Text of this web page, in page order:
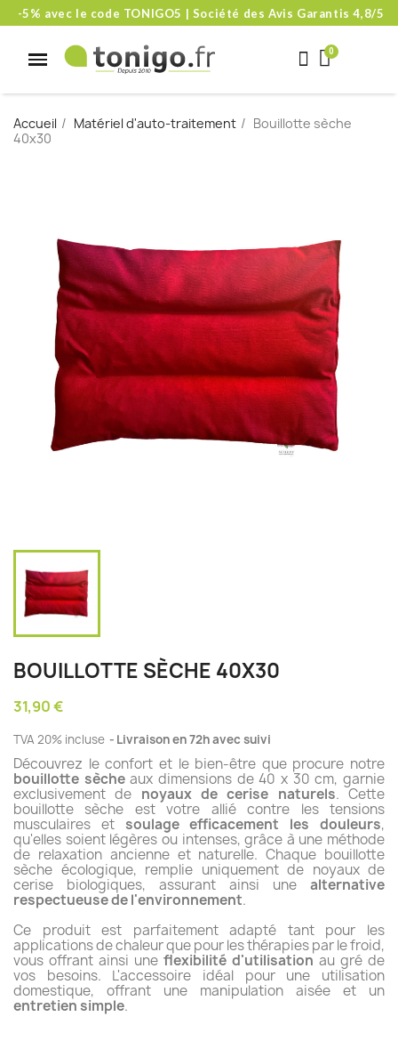
-5% avec le code TONIGO5 | Société des Avis Garantis 4,8/5
Accueil Matériel d'auto-traitement
Bouillotte sèche
40x30
BOUILLOTTE SÈCHE 40X30
31,90 €
TVA 20% incluse Livraison en 72h avec suivi
Découvrez le confort et le bien-être que procure notre
bouillotte sècheaux dimensions de 40 x 30 cm, garnie
exclusivement de noyaux de cerise naturels. Cette
bouillotte sèche est votre allié contre les tensions
musculaires et soulage efficacement les douleurs,
qu'elles soient légères ou intenses, grâce à une méthode
de relaxation ancienne et naturelle. Chaque bouillotte
sèche écologique, remplie uniquement de noyaux de
cerise biologiques, assurant ainsi une alternative
respectueuse de l'environnement.
Ce produit est parfaitement adapté tant pour les
applications de chaleur que pour les thérapies par le froid,
vous offrant ainsi une flexibilité d'utilisation au gré de
vos besoins. L'accessoire idéal pour une utilisation
domestique, offrant une manipulation aisée et un
entretien simple.